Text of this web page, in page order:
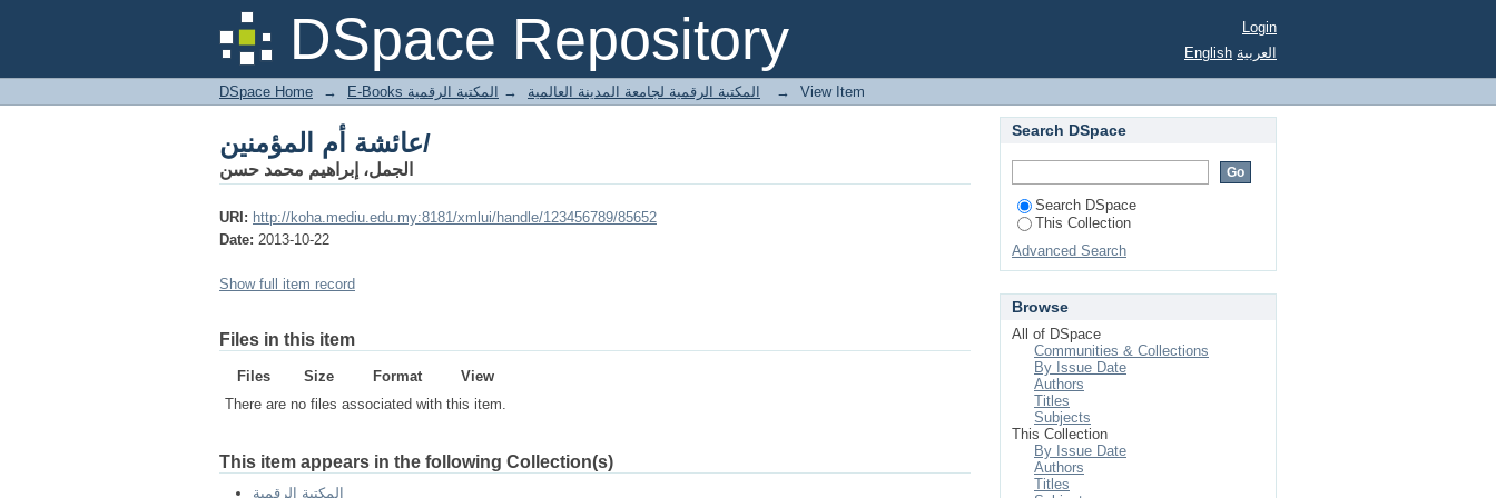
DSpace Repository
Login
English العربية
DSpace Home → E-Books المكتبة الرقمية لجامعة المدينة العالمية → المكتبة الرقمية → View Item
عائشة أم المؤمنين/
الجمل، إبراهيم محمد حسن
URI: http://koha.mediu.edu.my:8181/xmlui/handle/123456789/85652
Date: 2013-10-22
Show full item record
Files in this item
Files Size Format
View
There are no files associated with this item.
This item appears in the following Collection(s)
المكتبة الرقمية
Search DSpace
Search DSpace
This Collection
Advanced Search
Browse
All of DSpace
Communities & Collections
By Issue Date
Authors
Titles
Subjects
This Collection
By Issue Date
Authors
Titles